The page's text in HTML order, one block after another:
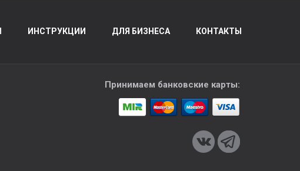
ИНСТРУКЦИИ ДЛЯ БИЗНЕСА КОНТАКТЫ
Принимаем банковские карты: